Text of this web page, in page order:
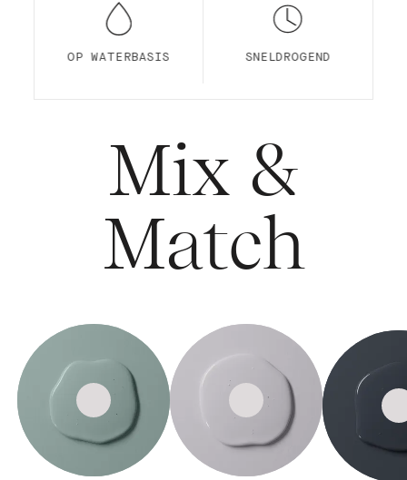
OP WATERBASIS SNELDROGEND
Mix &
Match